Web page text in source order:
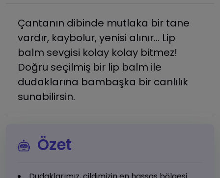
Çantanın dibinde mutlaka bir tane
vardır, kaybolur, yenisi alınır… Lip
balm sevgisi kolay kolay bitmez!
Doğru seçilmiş bir lip balm ile
dudaklarına bambaşka bir canlılık
sunabilirsin.
Özet